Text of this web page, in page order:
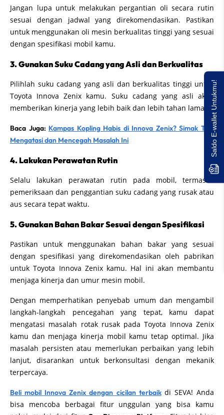
Jangan lupa untuk melakukan pergantian oli secara rutin
sesuai dengan jadwal yang direkomendasikan. Pastikan
untuk menggunakan oli mesin berkualitas tinggi yang sesuai
dengan spesifikasi mobil kamu.
3. Gunakan Suku Cadang yang Asli dan Berkualitas
Pilihlah suku cadang yang asli dan berkualitas tinggi untuk
Toyota Innova Zenix kamu. Suku cadang yang asli akan
memberikan kinerja yang lebih baik dan lebih tahan lama.
Baca Juga: Kampas Kopling Habis di Innova Zenix? Simak Tips
Mengatasi dan Mencegah Masalah Ini
4. Lakukan Perawatan Rutin
Selalu lakukan perawatan rutin pada mobil, termasuk
pemeriksaan dan penggantian suku cadang yang rusak atau
aus secara tepat waktu.
5. Gunakan Bahan Bakar Sesuai dengan Spesifikasi
Pastikan untuk menggunakan bahan bakar yang sesuai
dengan spesifikasi yang direkomendasikan oleh pabrikan
untuk Toyota Innova Zenix kamu. Hal ini akan membantu
menjaga kinerja dan umur mesin mobil.
Dengan memperhatikan penyebab umum dan mengambil
langkah-langkah pencegahan yang tepat, kamu dapat
mengatasi masalah rotak rusak pada Toyota Innova Zenix
kamu dan menjaga kinerja mobil kamu tetap optimal. Jika
masalah persisten atau memerlukan perbaikan yang lebih
lanjut, disarankan untuk berkonsultasi dengan mekanik
terpercaya.
Beli mobil Innova Zenix dengan cicilan terbaik di SEVA! Anda
bisa mencoba berbagai fitur unggulan yang bisa kamu
Saldo E-wallet Untukmu!